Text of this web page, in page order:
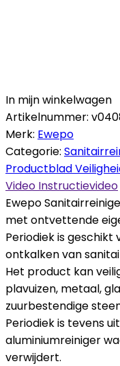
In mijn winkelwagen
Artikelnummer:
Merk: Ewepo
Categorie:
Productblad
Video Instructievideo
Ewepo
met ontvettende
Periodiek is
ontkalken van
Het product kan
plavuizen, metaal,
zuurbestendige
Periodiek is tevens
aluminiumreiniger
verwijdert.